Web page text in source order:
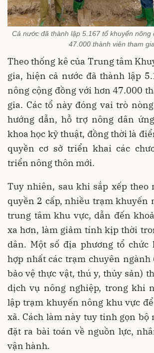
Cả nước đã thành lập 5.167 tổ khuyến nông
47.000 thành viên tham gia
Theo thống kê của Trung tâm
gia, hiện cả nước đã thành lập
nông cộng đồng với hơn 47.000
gia. Các tổ này đóng vai trò
hướng dẫn, hỗ trợ nông dân
khoa học kỹ thuật, đồng thời là
quyền cơ sở triển khai các
triển nông thôn mới.
Tuy nhiên, sau khi sắp xếp theo
quyền 2 cấp, nhiều trạm khuyến
trung tâm khu vực, dẫn đến
xa hơn, làm giảm tính kịp thời
dân. Một số địa phương tổ chức
hợp nhất các trạm chuyên ngành
bảo vệ thực vật, thú y, thủy sản)
dịch vụ nông nghiệp, trong khi
lập trạm khuyến nông khu vực
xã. Cách làm này tuy tinh gọn bộ
đặt ra bài toán về nguồn lực,
vận hành.